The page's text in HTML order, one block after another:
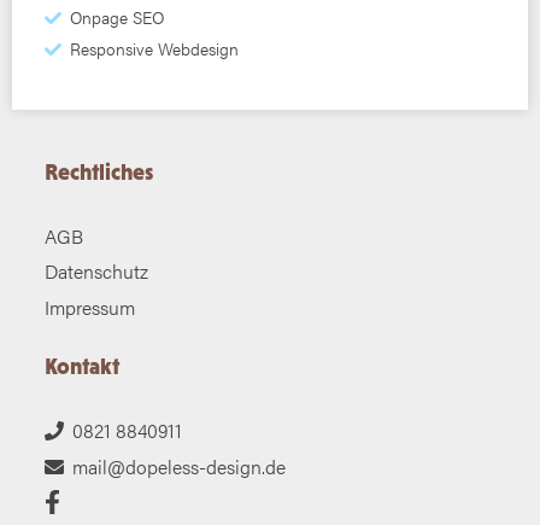
Onpage SEO
Responsive Webdesign
Rechtliches
AGB
Datenschutz
Impressum
Kontakt
0821 8840911
mail@dopeless-design.de